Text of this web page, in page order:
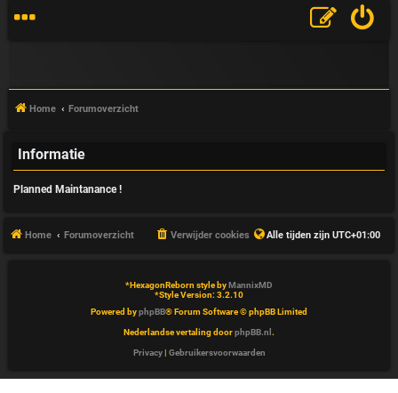
V
A
Home Forumoverzicht
Informatie
Planned Maintanance !
Home Forumoverzicht Alle tijden zijn UTC+01:00
Verwijder cookies
*HexagonReborn style byMannixMD
*Style Version: 3.2.10
Powered byphpBB® Forum Software © phpBB Limited
Nederlandse vertaling doorphpBB.nl .
Privacy| Gebruikersvoorwaarden